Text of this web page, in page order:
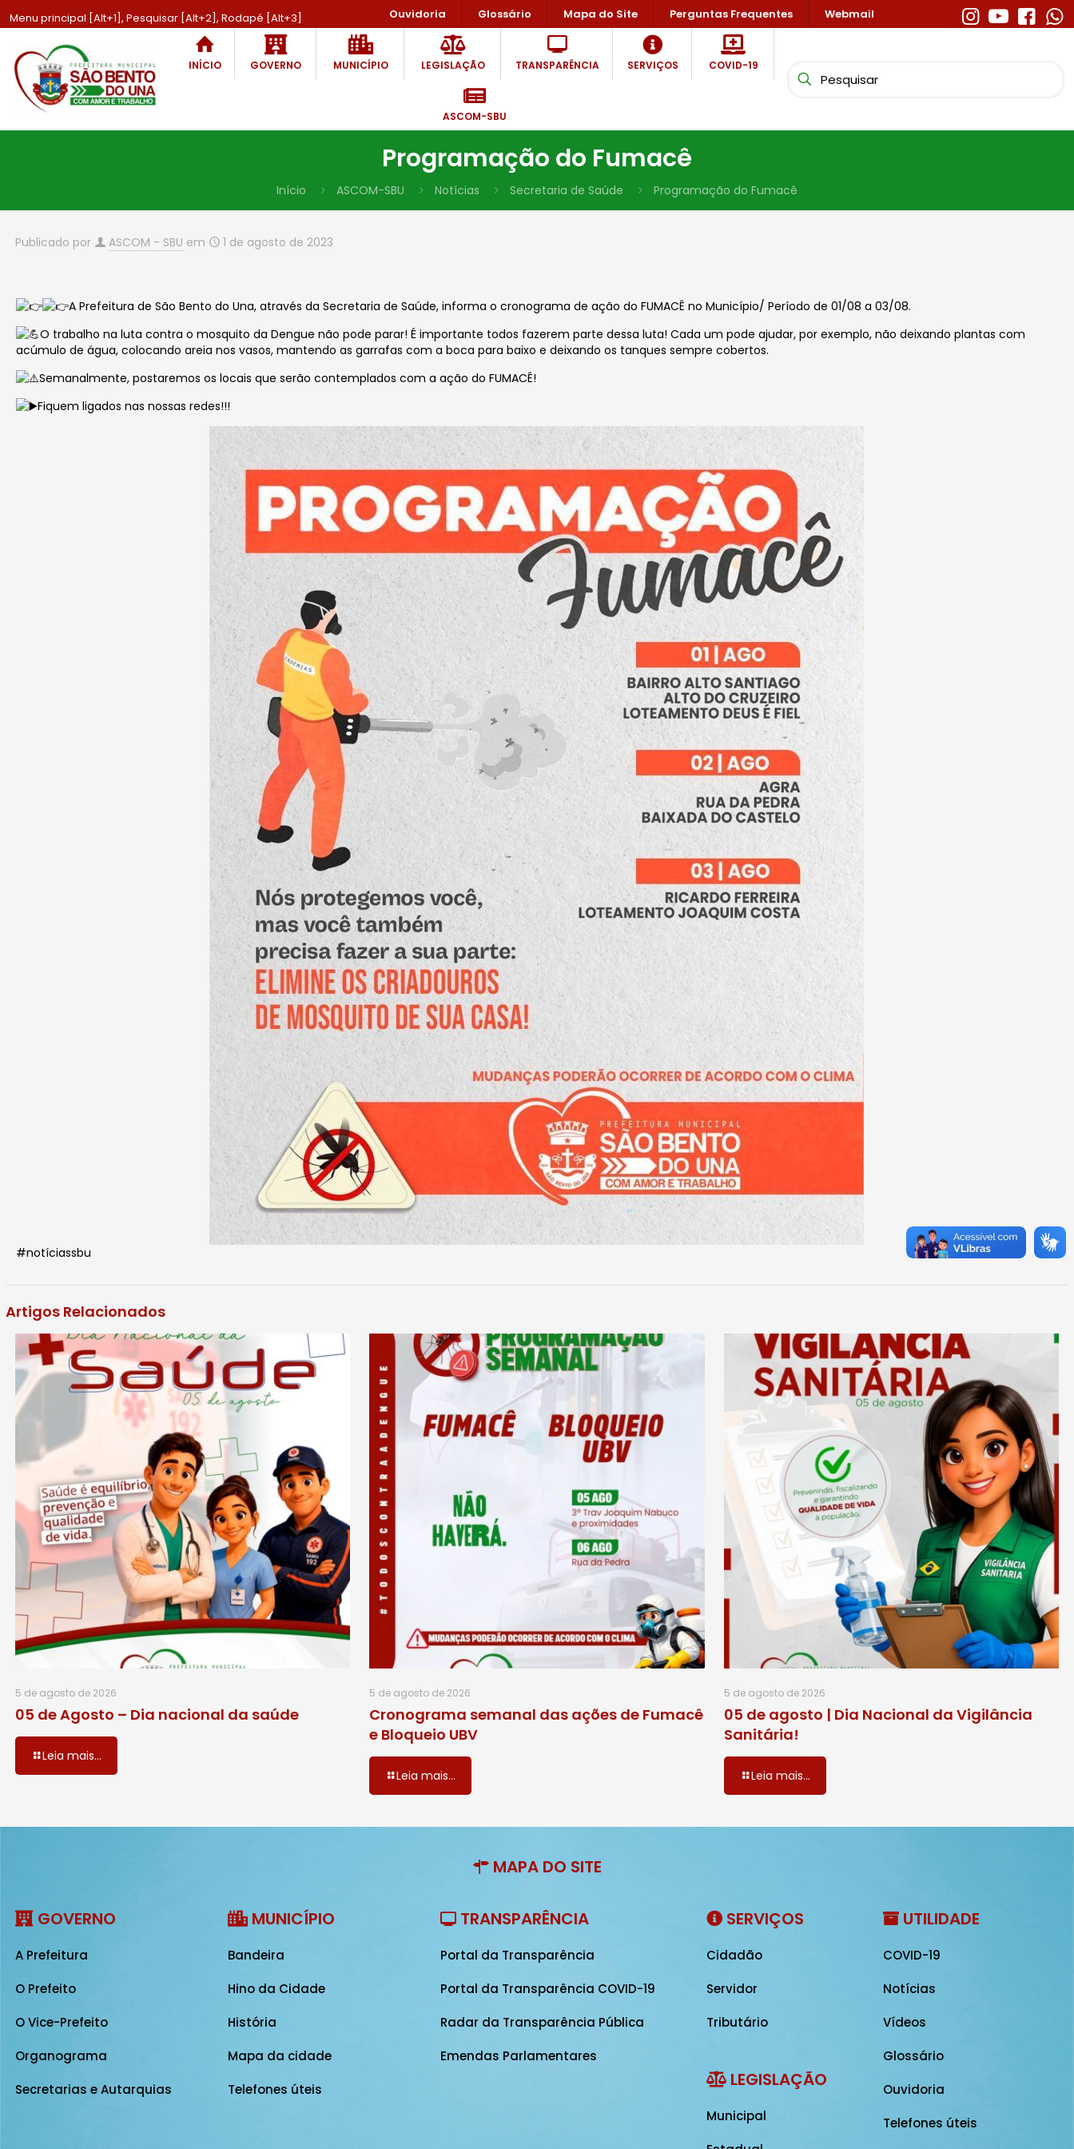
Menu principal [Alt+1], Pesquisar [Alt+2], Rodapé [Alt+3] Ouvidoria Glossário Mapa do Site Perguntas Frequentes Webmail
INÍCIO GOVERNO MUNICÍPIO LEGISLAÇÃO TRANSPARÊNCIA SERVIÇOS COVID-19
ASCOM-SBU
Programação do Fumacê
Início ASCOM-SBU Notícias Secretaria de Saúde Programação do Fumacê
Publicado por ASCOM - SBU em 1 de agosto de 2023
A Prefeitura de São Bento do Una, através da Secretaria de Saúde, informa o cronograma de ação do FUMACÊ no Município/ Período de 01/08 a 03/08.
O trabalho na luta contra o mosquito da Dengue não pode parar! É importante todos fazerem parte dessa luta! Cada um pode ajudar, por exemplo, não deixando plantas com
acúmulo de água, colocando areia nos vasos, mantendo as garrafas com a boca para baixo e deixando os tanques sempre cobertos.
Semanalmente, postaremos os locaisque serão contemplados com a ação do FUMACÊ!
Fiquem ligados nas nossas redes!!!
#notíciassbu
Artigos Relacionados
5 de agosto de 2026
05 de Agosto – Dia nacional da saúde
Leia mais...
5 de agosto de 2026
Cronograma semanal das ações de Fumacê
e Bloqueio UBV
Leia mais...
5 de agosto de 2026
05 de agosto | Dia Nacional da Vigilância
Sanitária!
Leia mais...
MAPA DO SITE
GOVERNO
A Prefeitura
O Prefeito
O Vice-Prefeito
Organograma
Secretarias e Autarquias
MUNICÍPIO
Bandeira
Hino da Cidade
História
Mapa da cidade
Telefones úteis
TRANSPARÊNCIA
Portal da Transparência
Portal da Transparência COVID-19
Radar da Transparência Pública
Emendas Parlamentares
SERVIÇOS
Cidadão
Servidor
Tributário
LEGISLAÇÃO
Municipal
UTILIDADE
COVID-19
Notícias
Vídeos
Glossário
Ouvidoria
Telefones úteis